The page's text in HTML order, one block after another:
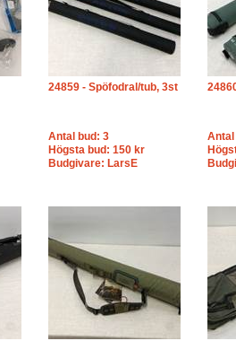
24859 - Spöfodral/tub, 3st
Antal bud: 3
Högsta bud: 150 kr
Budgivare: LarsE
Antal